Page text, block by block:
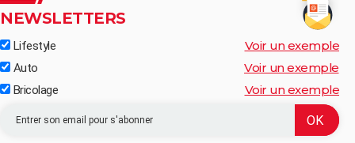
NEWSLETTERS
Lifestyle Voir un exemple
Auto Voir un exemple
Bricolage Voir un exemple